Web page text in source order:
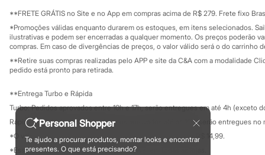
Sonic
Beleza
Kits
Perfumes árabes
Novidades
Cabelos
Escovas e Pentes
Finalizadores
Shampoo
Tratamento
Cuidados com o corpo
Hidratante
Personal Shopper
Te ajudo a procurar produtos, montar looks e encontrar
presentes. O que está precisando?
Privacidade
Configuração de cookies
Minha privacidade
Educação
Formas de pagamento
**FRETE GRÁTIS no Site e no App em compras acima de R$ 279. Frete fixo
*Promoções válidas enquanto durarem os estoques, em itens selecionados.
ilustrativas e podem ser encerradas a qualquer momento. Os preços poderão
compras. Em caso de divergências de preços, o valor válido será o do carrinho
**Retire suas compras realizadas pelo APP e site da C&A com a modalidade
pedido está pronto para retirada.
**Entrega Turbo e Rápida
Turbo: Pedidos aprovados entre 10h e 17h, serão entregues em até 4h (exceto
Rápida: Pedidos com os pagamentos aprovados até as 10h, serão entregues
*O valor do frete para o turbo é R$ 24,99 e para a rápida é R$ 14,99.
*Essa condição ainda não estará disponível em todas as lojas.